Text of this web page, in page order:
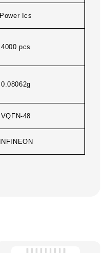
Power Ics
4000 pcs
0.08062g
VQFN-48
INFINEON